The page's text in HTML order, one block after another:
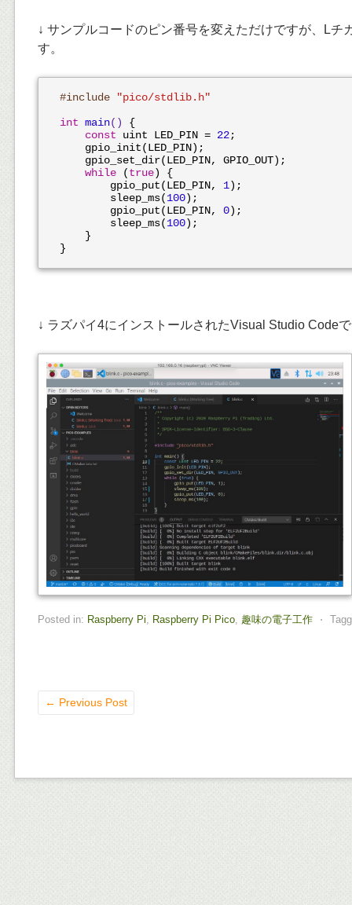
↓ サンプルコードのピン番号を変えただけですが、Lチ
す。
#include
"pico/stdlib.h"
int main()
{
const uint LED_PIN = 22;
    gpio_init(LED_PIN);
    gpio_set_dir(LED_PIN, GPIO_OUT);
while (true) {
        gpio_put(LED_PIN,
1);
        sleep_ms(
100);
        gpio_put(LED_PIN,
0);
        sleep_ms(
100);
    }
↓ ラズパイ4にインストールされたVisual Studio Code
Posted in: Raspberry Pi, Raspberry Pi Pico, 趣味の電子工作 ⋅
← Previous Post